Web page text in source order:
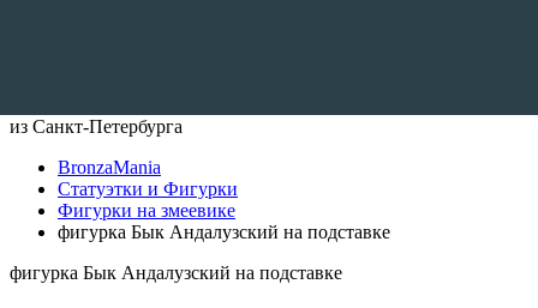
из Санкт-Петербурга
BronzaMania
Статуэтки и Фигурки
Фигурки на змеевике
фигурка Бык Андалузский на подставке
фигурка Бык Андалузский на подставке